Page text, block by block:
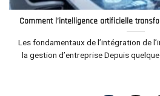
Comment l’intelligence artificielle
Les fondamentaux de l’intégration de
la gestion d’entreprise Depuis